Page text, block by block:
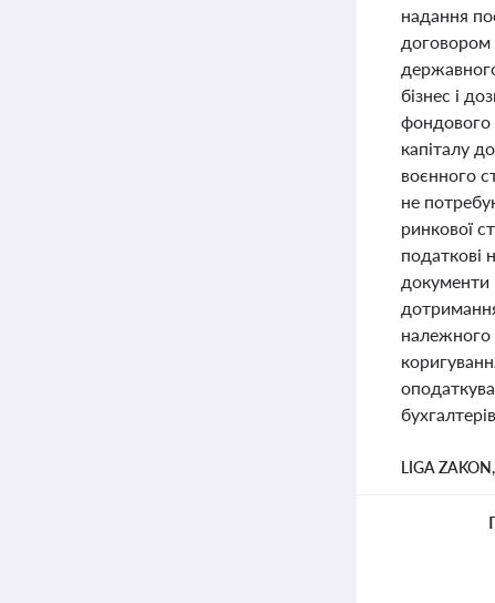
надання
договором
бізнес і
фондового
капіталу
воєнного
не
ринкової
податкові
документи
належного
LIGA ZAKON,